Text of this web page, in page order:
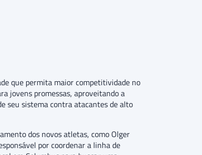
que permita maior competitividade no
jovens promessas, aproveitando a
seu sistema contra atacantes de alto
dos novos atletas, como Olger
por coordenar a linha de